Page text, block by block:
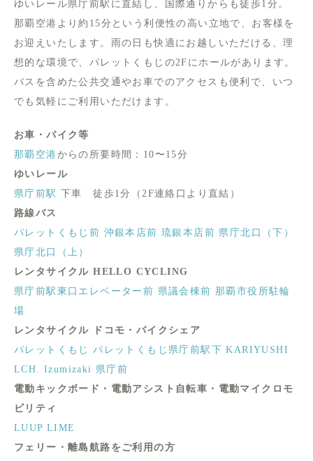
ゆいレール県庁前駅に直結し、国際通りからも徒歩1分。
那覇空港より約15分という利便性の高い立地で、お客様を
お迎えいたします。雨の日も快適にお越しいただける、理
想的な環境で、パレットくもじの2Fにホールがあります。
バスを含めた公共交通やお車でのアクセスも便利で、いつ
でも気軽にご利用いただけます。
お車・バイク等
那覇空港からの所要時間：10〜15分
ゆいレール
県庁前駅 下車 徒歩1分（2F連絡口より直結）
路線バス
パレットくもじ前 沖銀本店前 琉銀本店前 県庁北口（下）
県庁北口（上）
レンタサイクル HELLO CYCLING
県庁前駅東口エレベーター前 県議会棟前 那覇市役所駐輪
場
レンタサイクル ドコモ・バイクシェア
パレットくもじ
パレットくもじ県庁前駅下 KARIYUSHI
LCH. Izumizaki 県庁前
電動キックボード・電動アシスト自転車・電動マイクロモ
ビリティ
LUUP LIME
フェリー・離島航路をご利用の方